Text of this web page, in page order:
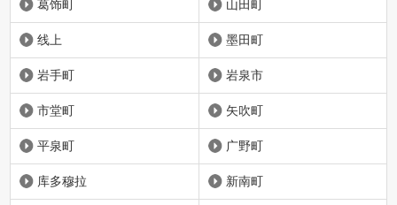
葛饰町 山田町
线上 墨田町
岩手町 岩泉市
市堂町 矢吹町
平泉町 广野町
库多穆拉 新南町